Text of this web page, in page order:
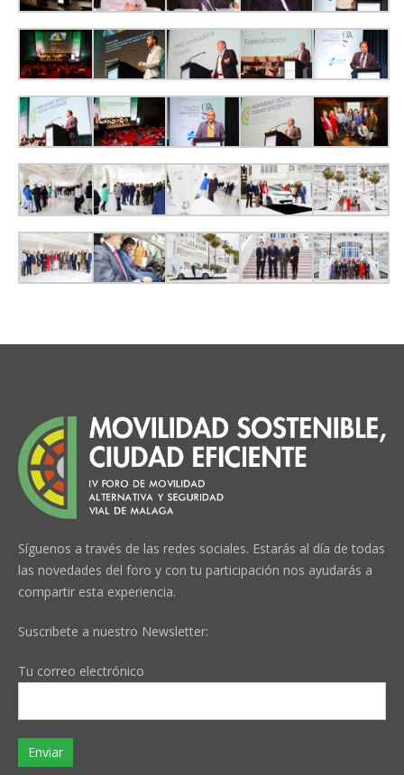
Síguenos a través de las redes sociales. Estarás al día de todas
las novedades del foro y con tu participación nos ayudarás a
compartir esta experiencia.
Suscribete a nuestro Newsletter:
Tu correo electrónico